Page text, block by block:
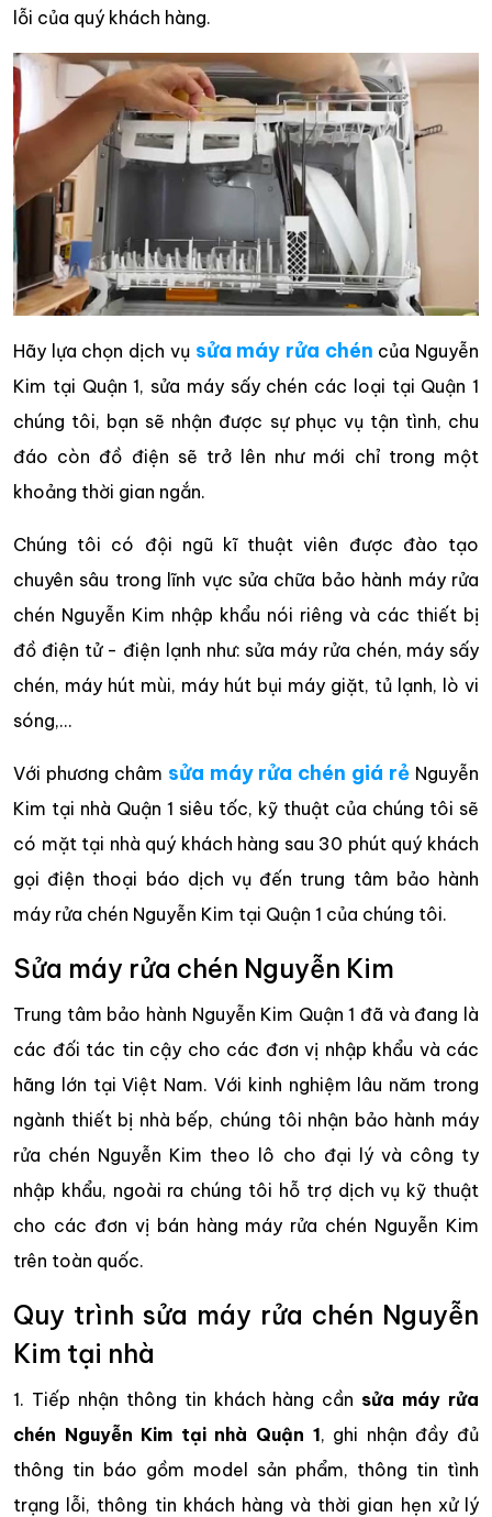
lỗi của quý khách hàng.
Hãy lựa chọn dịch vụ sửa máy rửa chén của Nguyễn
Kim tại Quận 1, sửa máy sấy chén các loại tại Quận 1
chúng tôi, bạn sẽ nhận được sự phục vụ tận tình, chu
đáo còn đồ điện sẽ trở lên như mới chỉ trong một
khoảng thời gian ngắn.
Chúng tôi có đội ngũ kĩ thuật viên được đào tạo
chuyên sâu trong lĩnh vực sửa chữa bảo hành máy rửa
chén Nguyễn Kim nhập khẩu nói riêng và các thiết bị
đồ điện tử - điện lạnh như: sửa máy rửa chén, máy sấy
chén, máy hút mùi, máy hút bụi máy giặt, tủ lạnh, lò vi
sóng,...
Với phương châm sửa máy rửa chén giá rẻ Nguyễn
Kim tại nhà Quận 1 siêu tốc, kỹ thuật của chúng tôi sẽ
có mặt tại nhà quý khách hàng sau 30 phút quý khách
gọi điện thoại báo dịch vụ đến trung tâm bảo hành
máy rửa chén Nguyễn Kim tại Quận 1 của chúng tôi.
Sửa máy rửa chén Nguyễn Kim
Trung tâm bảo hành Nguyễn Kim Quận 1 đã và đang là
các đối tác tin cậy cho các đơn vị nhập khẩu và các
hãng lớn tại Việt Nam. Với kinh nghiệm lâu năm trong
ngành thiết bị nhà bếp, chúng tôi nhận bảo hành máy
rửa chén Nguyễn Kim theo lô cho đại lý và công ty
nhập khẩu, ngoài ra chúng tôi hỗ trợ dịch vụ kỹ thuật
cho các đơn vị bán hàng máy rửa chén Nguyễn Kim
trên toàn quốc.
Quy trình sửa máy rửa chén Nguyễn
Kim tại nhà
1. Tiếp nhận thông tin khách hàng cần sửa máy rửa
chén Nguyễn Kim tại nhà Quận 1, ghi nhận đầy đủ
thông tin báo gồm model sản phẩm, thông tin tình
trạng lỗi, thông tin khách hàng và thời gian hẹn xử lý